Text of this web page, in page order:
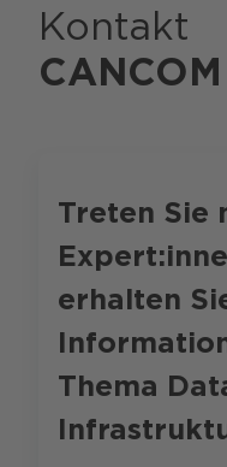
Kontakt
Treten Sie
erhalten
Thema